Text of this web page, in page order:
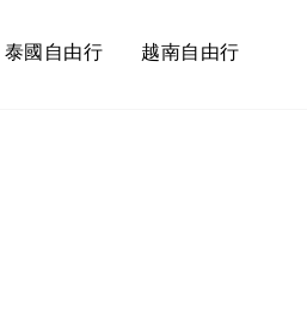
泰國自由行 越南自由行